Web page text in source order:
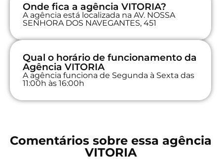
Onde fica a agência VITORIA?
A agência está localizada na AV. NOSSA
SENHORA DOS NAVEGANTES, 451
Qual o horário de funcionamento da
Agência VITORIA
A agência funciona de Segunda à Sexta das
11:00h às 16:00h
Comentários sobre essa agência
VITORIA